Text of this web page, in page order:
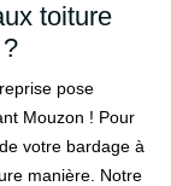
toiture
pose
Mouzon ! Pour
votre bardage à
manière. Notre